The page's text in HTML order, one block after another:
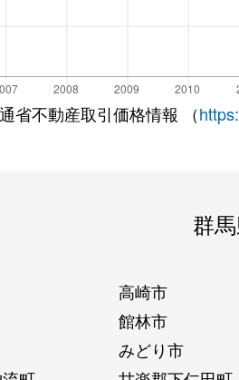
省不動産取引価格情報 （
群
高崎市
館林市
みどり市